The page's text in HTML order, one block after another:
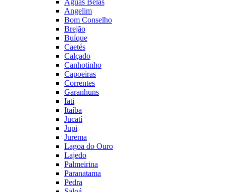
Águas Belas
Angelim
Bom Conselho
Brejão
Buíque
Caetés
Calçado
Canhotinho
Capoeiras
Correntes
Garanhuns
Iati
Itaíba
Jucatí
Jupi
Jurema
Lagoa do Ouro
Lajedo
Palmeirina
Paranatama
Pedra